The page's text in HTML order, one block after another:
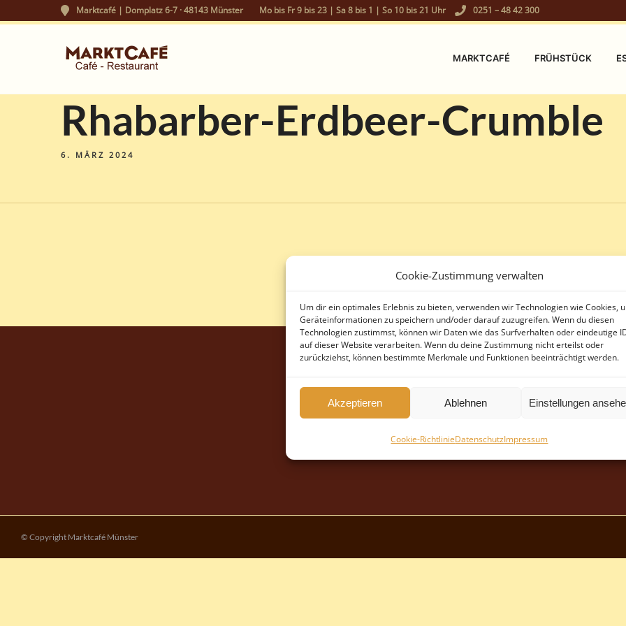
Cookie-Zustimmung verwalten
Um dir ein optimales Erlebnis zu bieten, verwenden wir Technologien wie Cookies,
Geräteinformationen zu speichern und/oder darauf zuzugreifen. Wenn du diesen
Technologien zustimmst, können wir Daten wie das Surfverhalten oder eindeutige
auf dieser Website verarbeiten. Wenn du deine Zustimmung nicht erteilst oder
zurückziehst, können bestimmte Merkmale und Funktionen beeinträchtigt werden.
Akzeptieren Ablehnen Einstellungen
Cookie-RichtlinieDatenschutzImpressum
Marktcafé | Domplatz 6-7 · 48143 Münster Mo bis Fr 9 bis 23 | Sa 8 bis 1 | So 10 bis 21 Uhr 0251 – 48 42 300
MARKTCAFÉ FRÜHSTÜCK
Rhabarber-Erdbeer-Crumble
6. MÄRZ 2024
© Copyright Marktcafé Münster